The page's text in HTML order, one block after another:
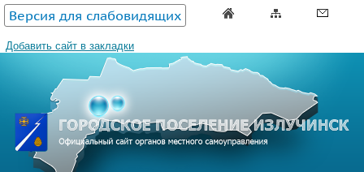
Версия для слабовидящих
Добавить сайт в закладки